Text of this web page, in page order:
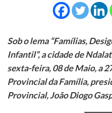
Sob o lema “Famílias,
Infantil”, a cidade de
sexta-feira, 08 de Maio, a
Provincial da Família,
Provincial, João Diogo